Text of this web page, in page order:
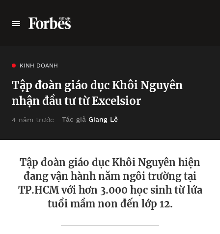
KINH DOANH
Tập đoàn giáo dục Khôi Nguyên
nhận đầu tư từ Excelsior
4 năm trước Tác giả Giang Lê
Tập đoàn giáo dục Khôi Nguyên hiện
đang vận hành năm ngôi trường tại
TP.HCM với hơn 3.000 học sinh từ lứa
tuổi mầm non đến lớp 12.